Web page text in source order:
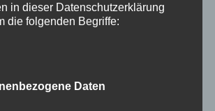
auch Kormorane und
auf Futtersuche. Leider gelang
in dieser Datenschutzerklärung
die folgenden Begriffe:
Daten